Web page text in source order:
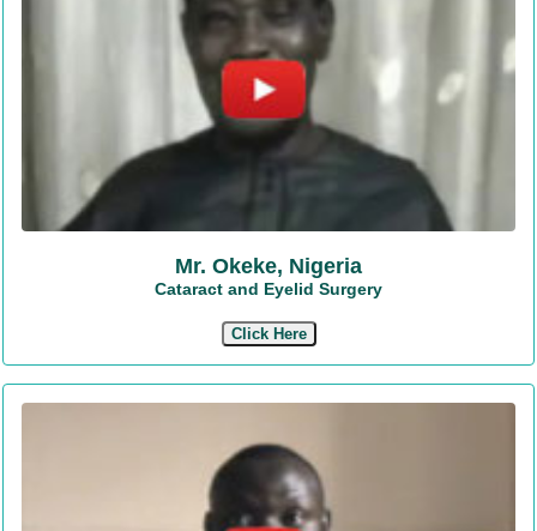
Mr. Okeke, Nigeria
Cataract and Eyelid Surgery
Click Here